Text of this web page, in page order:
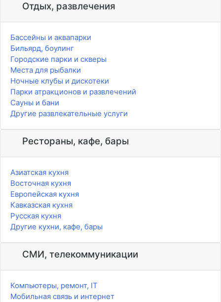
Отдых, развлечения
Бассейны и аквапарки
Бильярд, боулинг
Городские парки и скверы
Места для рыбалки
Ночные клубы и дискотеки
Парки атракционов и развлечений
Сауны и бани
Другие развлекательные услуги
Рестораны, кафе, бары
Азиатская кухня
Восточная кухня
Европейская кухня
Кавказская кухня
Русская кухня
Другие кухни, кафе, бары
СМИ, телекоммуникации
Компьютеры, ремонт, IT
Мобильная связь и интернет